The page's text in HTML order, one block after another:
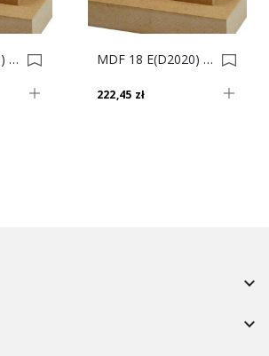
MDF 28 E(D2020) 280x207 0000621 MDF 18 E(D2020) 280x207 0000592
222,45 zł

